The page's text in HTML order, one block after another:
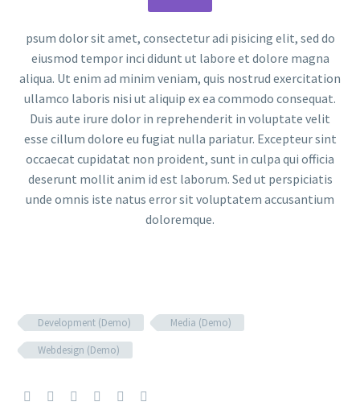
psum dolor sit amet, consectetur adi pisicing elit, sed do
eiusmod tempor inci didunt ut labore et dolore magna
aliqua. Ut enim ad minim veniam, quis nostrud exercitation
ullamco laboris nisi ut aliquip ex ea commodo consequat.
Duis aute irure dolor in reprehenderit in voluptate velit
esse cillum dolore eu fugiat nulla pariatur. Excepteur sint
occaecat cupidatat non proident, sunt in culpa qui officia
deserunt mollit anim id est laborum. Sed ut perspiciatis
unde omnis iste natus error sit voluptatem accusantium
doloremque.
Development (Demo)
Media (Demo)
Webdesign (Demo)